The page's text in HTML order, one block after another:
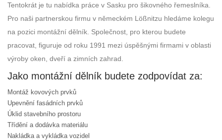
Tentokrát je tu nabídka práce v Sasku pro šikovného řemeslníka.
Pro naši partnerskou firmu v německém Lößnitzu hledáme kolegu
na pozici montážní dělník. Společnost, pro kterou budete
pracovat, figuruje od roku 1991 mezi úspěšnými firmami v oblasti
výroby oken, dveří a zimních zahrad.
Jako montážní dělník budete zodpovídat za:
Montáž kovových prvků
Upevnění fasádních prvků
Úklid stavebního prostoru
Třídění a dodávka materiálu
Nakládka a vykládka vozidel